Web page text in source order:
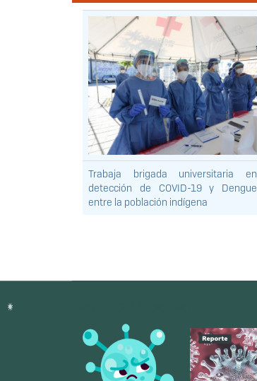
Trabaja brigada universitaria en
detección de COVID-19 y Dengue
entre la población indígena